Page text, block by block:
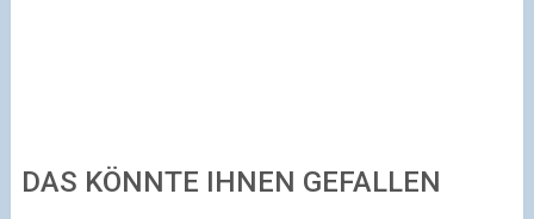
DAS KÖNNTE IHNEN GEFALLEN